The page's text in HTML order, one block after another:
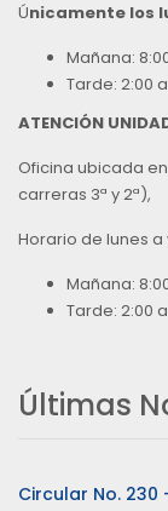
Únicamente los
Mañana:
Tarde: 2:00
ATENCIÓN
Oficina ubicada
carreras 3ª y 2ª),
Horario de lunes a
Mañana:
Tarde: 2:00
Últimas
Circular No. 230